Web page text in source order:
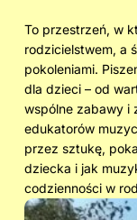
To przestrzeń, w
rodzicielstwem, a
pokoleniami.
dla dzieci – od
wspólne zabawy i
edukatorów
przez sztukę,
dziecka i jak
codzienności w